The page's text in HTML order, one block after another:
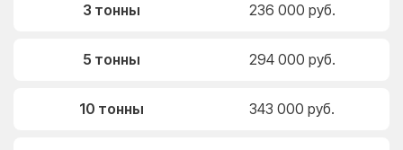
3 тонны 236 000 руб.
5 тонны 294 000 руб.
10 тонны 343 000 руб.